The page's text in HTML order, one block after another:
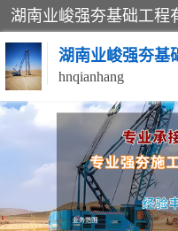
湖南业峻强夯基
hnqianhang
强夯施工案例
强夯施工工程